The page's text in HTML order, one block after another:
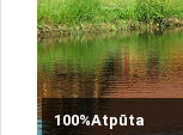
100%Atpūta